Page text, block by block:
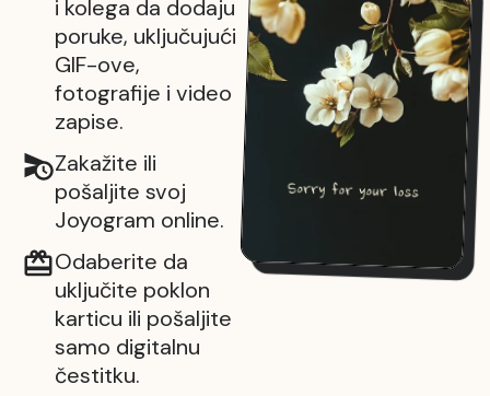
i kolega da dodaju
poruke, uključujući
GIF-ove,
fotografije i video
zapise.
Zakažite ili
pošaljite svoj
Joyogram online.
Odaberite da
uključite poklon
karticu ili pošaljite
samo digitalnu
čestitku.